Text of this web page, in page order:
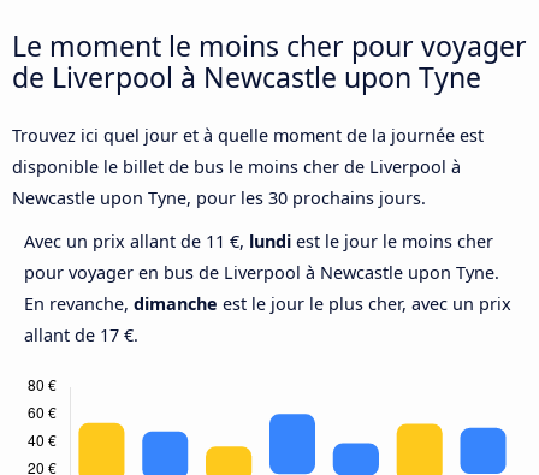
Le moment le moins cher pour voyager
de Liverpool à Newcastle upon Tyne
Trouvez ici quel jour et à quelle moment de la journée est
disponible le billet de bus le moins cher de Liverpool à
Newcastle upon Tyne, pour les 30 prochains jours.
Avec un prix allant de 11 €, lundi est le jour le moins cher
pour voyager en bus de Liverpool à Newcastle upon Tyne.
En revanche, dimanche est le jour le plus cher, avec un prix
allant de 17 €.